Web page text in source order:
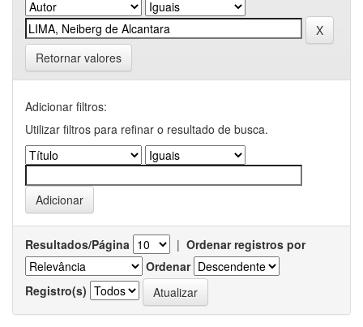
Retornar valores
Adicionar filtros:
Utilizar filtros para refinar o resultado de busca.
Resultados/Página | Ordenar registros por
Ordenar
Registro(s)